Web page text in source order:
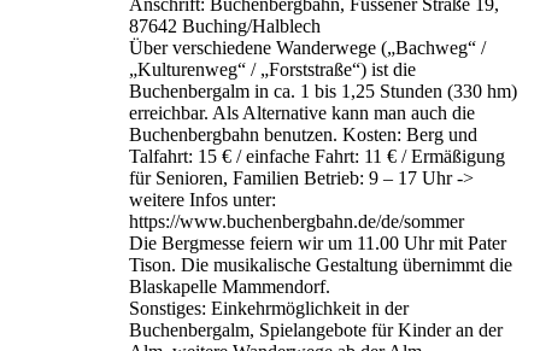
Anschrift: Buchenbergbahn, Füssener Straße 19,
87642 Buching/Halblech
Über verschiedene Wanderwege („Bachweg“ /
„Kulturenweg“ / „Forststraße“) ist die
Buchenbergalm in ca. 1 bis 1,25 Stunden (330 hm)
erreichbar. Als Alternative kann man auch die
Buchenbergbahn benutzen. Kosten: Berg und
Talfahrt: 15 € / einfache Fahrt: 11 € / Ermäßigung
für Senioren, Familien Betrieb: 9 – 17 Uhr ->
weitere Infos unter:
https://www.buchenbergbahn.de/de/sommer
Die Bergmesse feiern wir um 11.00 Uhr mit Pater
Tison. Die musikalische Gestaltung übernimmt die
Blaskapelle Mammendorf.
Sonstiges: Einkehrmöglichkeit in der
Buchenbergalm, Spielangebote für Kinder an der